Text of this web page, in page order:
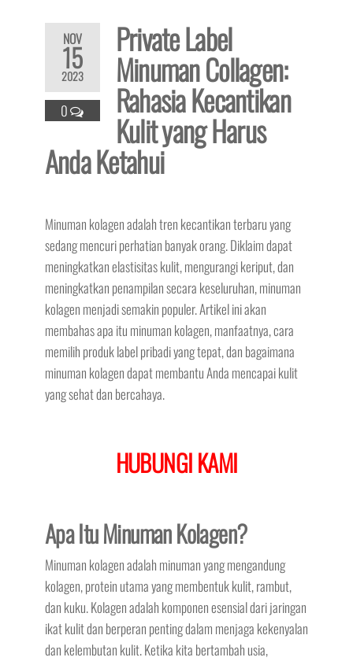
NOV
15
2023
0
Private Label
Minuman Collagen:
Rahasia Kecantikan
Kulit yang Harus
Anda Ketahui
Minuman kolagen adalah tren kecantikan terbaru yang
sedang mencuri perhatian banyak orang. Diklaim dapat
meningkatkan elastisitas kulit, mengurangi keriput, dan
meningkatkan penampilan secara keseluruhan, minuman
kolagen menjadi semakin populer. Artikel ini akan
membahas apa itu minuman kolagen, manfaatnya, cara
memilih produk label pribadi yang tepat, dan bagaimana
minuman kolagen dapat membantu Anda mencapai kulit
yang sehat dan bercahaya.
HUBUNGI KAMI
Apa Itu Minuman Kolagen?
Minuman kolagen adalah minuman yang mengandung
kolagen, protein utama yang membentuk kulit, rambut,
dan kuku. Kolagen adalah komponen esensial dari jaringan
ikat kulit dan berperan penting dalam menjaga kekenyalan
dan kelembutan kulit. Ketika kita bertambah usia,